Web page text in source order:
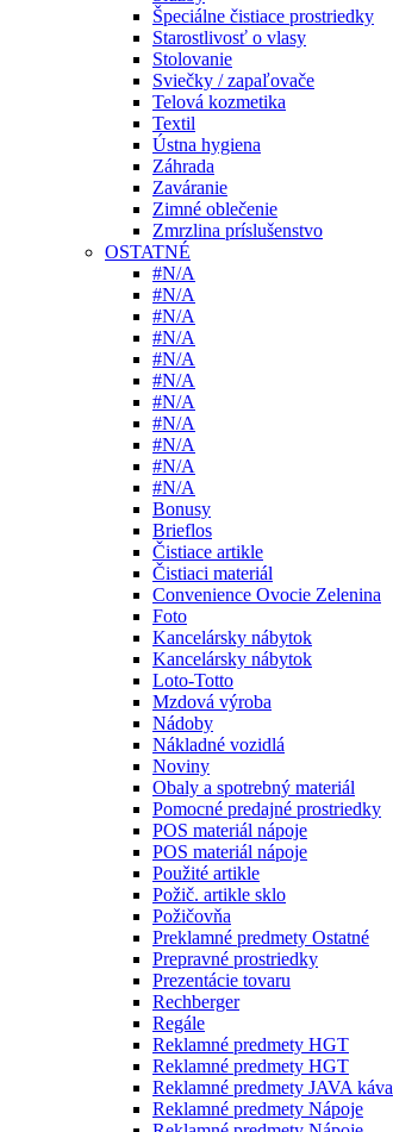
Špeciálne čistiace prostriedky
Starostlivosť o vlasy
Stolovanie
Sviečky / zapaľovače
Telová kozmetika
Textil
Ústna hygiena
Záhrada
Zaváranie
Zimné oblečenie
Zmrzlina príslušenstvo
OSTATNÉ
#N/A
#N/A
#N/A
#N/A
#N/A
#N/A
#N/A
#N/A
#N/A
#N/A
#N/A
Bonusy
Brieflos
Čistiace artikle
Čistiaci materiál
Convenience Ovocie Zelenina
Foto
Kancelársky nábytok
Kancelársky nábytok
Loto-Totto
Mzdová výroba
Nádoby
Nákladné vozidlá
Noviny
Obaly a spotrebný materiál
Pomocné predajné prostriedky
POS materiál nápoje
POS materiál nápoje
Použité artikle
Požič. artikle sklo
Požičovňa
Preklamné predmety Ostatné
Prepravné prostriedky
Prezentácie tovaru
Rechberger
Regále
Reklamné predmety HGT
Reklamné predmety HGT
Reklamné predmety JAVA káva
Reklamné predmety Nápoje